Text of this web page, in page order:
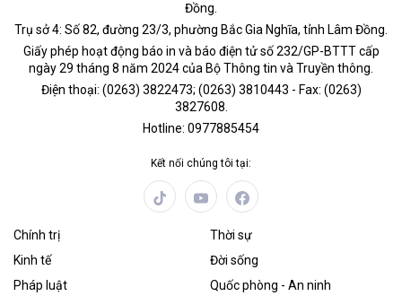
Đồng.
Trụ sở 4: Số 82, đường 23/3, phường Bắc Gia Nghĩa, tỉnh Lâm Đồng.
Giấy phép hoạt động báo in và báo điện tử số 232/GP-BTTT cấp
ngày 29 tháng 8 năm 2024 của Bộ Thông tin và Truyền thông.
Điện thoại: (0263) 3822473; (0263) 3810443 - Fax: (0263)
3827608.
Hotline: 0977885454
Kết nối chúng tôi tại:
Chính trị
Thời sự
Kinh tế
Đời sống
Pháp luật
Quốc phòng - An ninh